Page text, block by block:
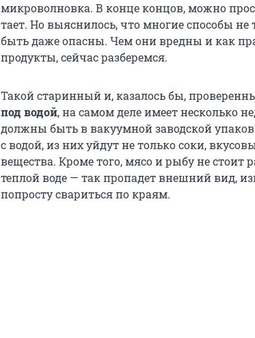
микроволновка. В конце концов, можно
тает. Но выяснилось, что многие способы
быть даже опасны. Чем они вредны и как
продукты, сейчас разберемся.
Такой старинный и, казалось бы,
под водой, на самом деле имеет несколько
должны быть в вакуумной заводской
с водой, из них уйдут не только соки,
вещества. Кроме того, мясо и рыбу не стоит
теплой воде — так пропадет внешний вид,
попросту свариться по краям.